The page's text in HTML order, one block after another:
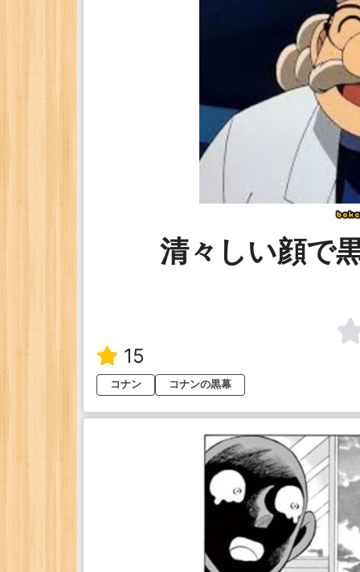
清々しい顔で
15
コナン コナンの黒幕